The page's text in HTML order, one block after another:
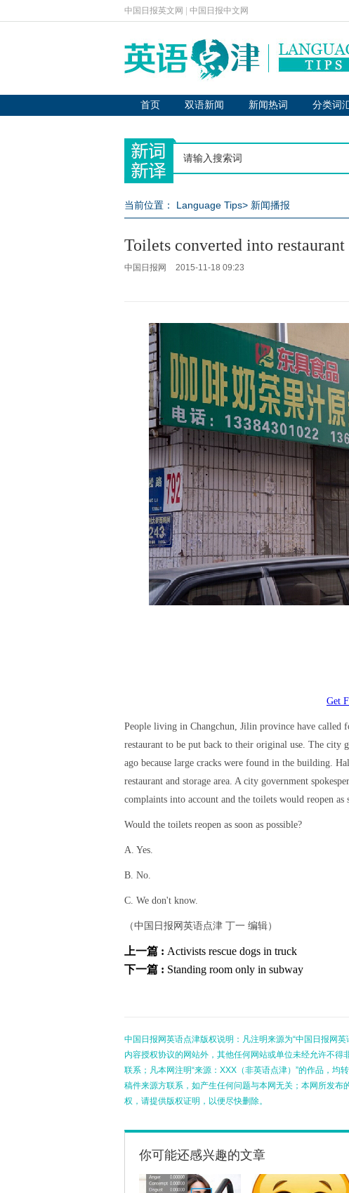
中国日报英文网 中国日报中文网
首页 双语新闻 新闻热词 分类词
当前位置： Language Tips> 新闻播报
Toilets converted into restaurant
中国日报网 2015-11-18 09:23
Get
People living in Changchun, Jilin province have
restaurant to be put back to their original use. The city
ago because large cracks were found in the building.
restaurant and storage area. A city government
complaints into account and the toilets would reopen as
Would the toilets reopen as soon as possible?
A. Yes.
B. No.
C. We don't know.
（中国日报网英语点津 丁一 编辑）
上一篇 : Activists rescue dogs in truck
下一篇 : Standing room only in subway
中国日报网英语点津版权说明：凡注明来源为“中国日报网
内容授权协议的网站外，其他任何网站或单位未经允许不
联系；凡本网注明“来源：XXX（非英语点津）”的作品，
稿件来源方联系，如产生任何问题与本网无关；本网所发
权，请提供版权证明，以便尽快删除。
你可能还感兴趣的文章